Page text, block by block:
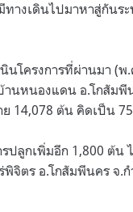
ทางเดินไปมาหาสู่กัน
นินโครงการที่ผ่านมา (
านหนองแดน อ.โกสัมพี
14,078 ต้น คิดเป็น
ปลูกเพิ่มอีก 1,800 ต้
พิจิตร อ.โกสัมพีนคร จ.